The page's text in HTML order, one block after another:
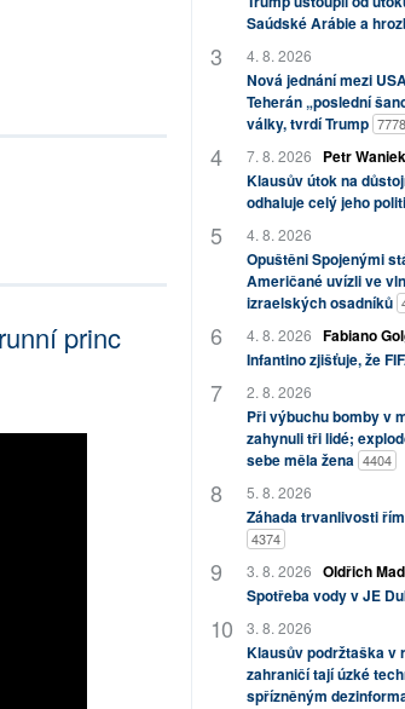
princ
Saúdské Arábie a
4. 8. 2026
Nová jednání mezi
Teherán „poslední
války, tvrdí Trump 7778
7. 8. 2026
Petr
Klausův útok na
odhaluje celý jeho
4. 8. 2026
Opuštěni Spojenými
Američané uvízli ve
izraelských osadníků
4. 8. 2026 Fabiano
Infantino zjišťuje, že
2. 8. 2026
Při výbuchu bomby v
zahynuli tři lidé;
sebe měla žena 4404
5. 8. 2026
Záhada trvanlivosti
4374
3. 8. 2026 Oldřich
Spotřeba vody v JE
3. 8. 2026
Klausův podržtaška v
zahraničí tají úzké
spřízněným